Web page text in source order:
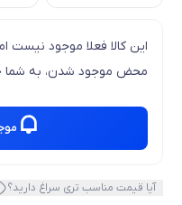
این کالا فعلا موجود نیست
محض موجود شدن، به شما
آیا قیمت مناسب تری سراغ دارید؟